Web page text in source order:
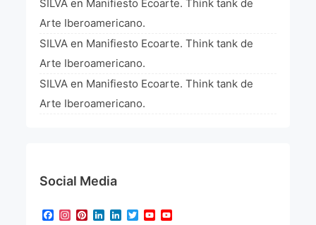
SILVA en Manifiesto Ecoarte. Think tank de
Arte Iberoamericano.
SILVA en Manifiesto Ecoarte. Think tank de
Arte Iberoamericano.
SILVA en Manifiesto Ecoarte. Think tank de
Arte Iberoamericano.
Social Media
Facebook
Instagram
Pinterest
LinkedIn
LinkedIn
TwitterYouTube